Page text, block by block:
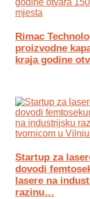
Rimac
proizvodne
kraja godine
Startup za
dovodi
lasere na
razinu…